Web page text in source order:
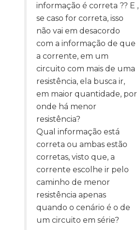
informação é correta ?? E ,
se caso for correta, isso
não vai em desacordo
com a informação de que
a corrente, em um
circuito com mais de uma
resistência, ela busca ir,
em maior quantidade, por
onde há menor
resistência?
Qual informação está
correta ou ambas estão
corretas, visto que, a
corrente escolhe ir pelo
caminho de menor
resistência apenas
quando o cenário é o de
um circuito em série?